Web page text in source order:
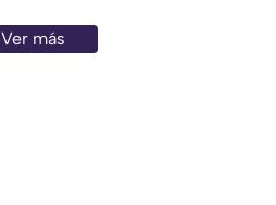
Ver más